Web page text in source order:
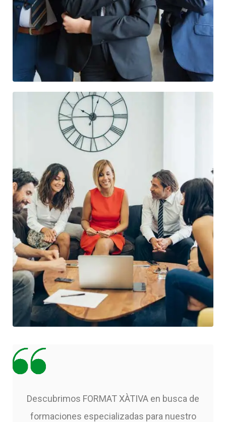
Descubrimos FORMAT XÀTIVA en busca de
formaciones especializadas para nuestro